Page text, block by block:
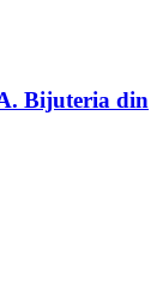
Bijuteria din